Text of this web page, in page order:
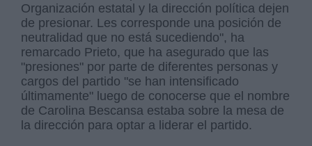
Organización estatal y la dirección política dejen
de presionar. Les corresponde una posición de
neutralidad que no está sucediendo", ha
remarcado Prieto, que ha asegurado que las
"presiones" por parte de diferentes personas y
cargos del partido "se han intensificado
últimamente" luego de conocerse que el nombre
de Carolina Bescansa estaba sobre la mesa de
la dirección para optar a liderar el partido.